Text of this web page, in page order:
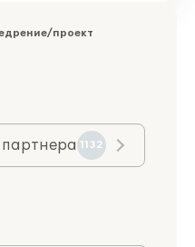
проект
1132